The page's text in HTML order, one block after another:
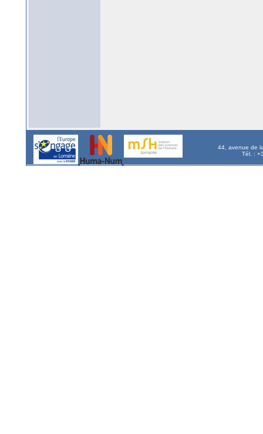
44, avenue de
Tél. :